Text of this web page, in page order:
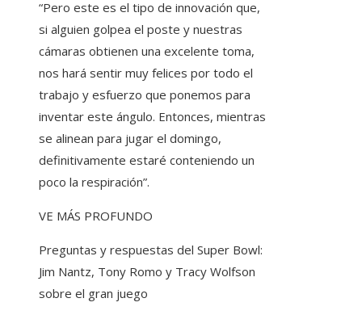
“Pero este es el tipo de innovación que,
si alguien golpea el poste y nuestras
cámaras obtienen una excelente toma,
nos hará sentir muy felices por todo el
trabajo y esfuerzo que ponemos para
inventar este ángulo. Entonces, mientras
se alinean para jugar el domingo,
definitivamente estaré conteniendo un
poco la respiración”.
VE MÁS PROFUNDO
Preguntas y respuestas del Super Bowl:
Jim Nantz, Tony Romo y Tracy Wolfson
sobre el gran juego